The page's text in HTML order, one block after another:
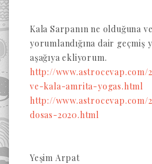
Kala Sarpanın ne olduğuna
yorumlandığına dair geçmiş
aşağıya ekliyorum.
http://
ve-kala-amrita-yogas.html
http://
dosas-2020.html
Yeşim Arpat